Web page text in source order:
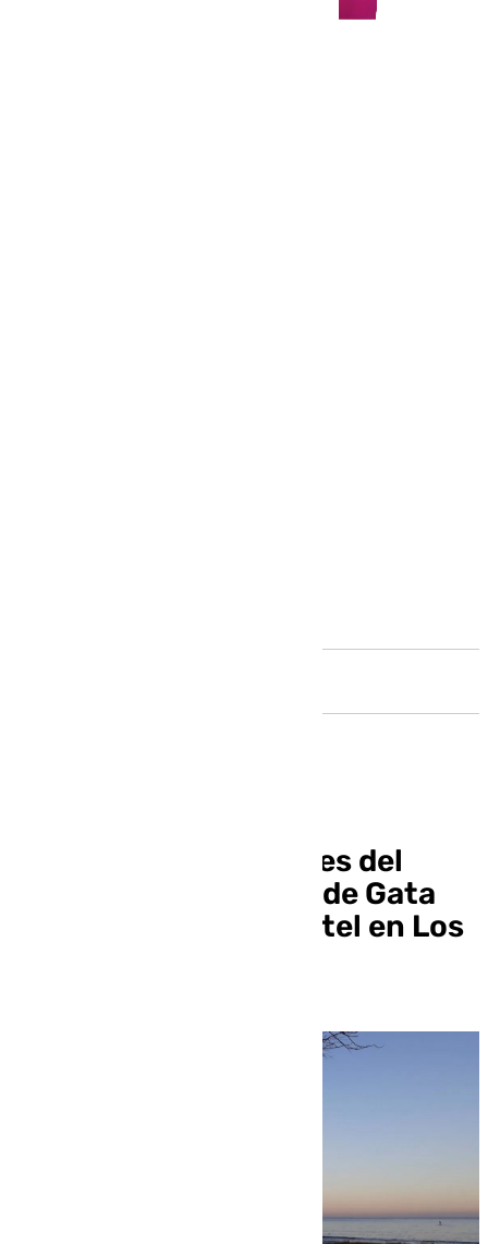
Asociaciones vecinales del
Parque Natural Cabo de Gata
rechazan el nuevo hotel en Los